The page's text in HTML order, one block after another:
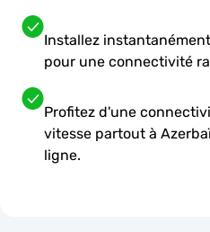
Installez
pour une connectivité
Profitez d'une
vitesse partout à
ligne.